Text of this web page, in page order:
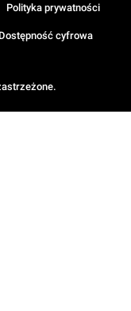
Polityka prywatności
Dostępność cyfrowa